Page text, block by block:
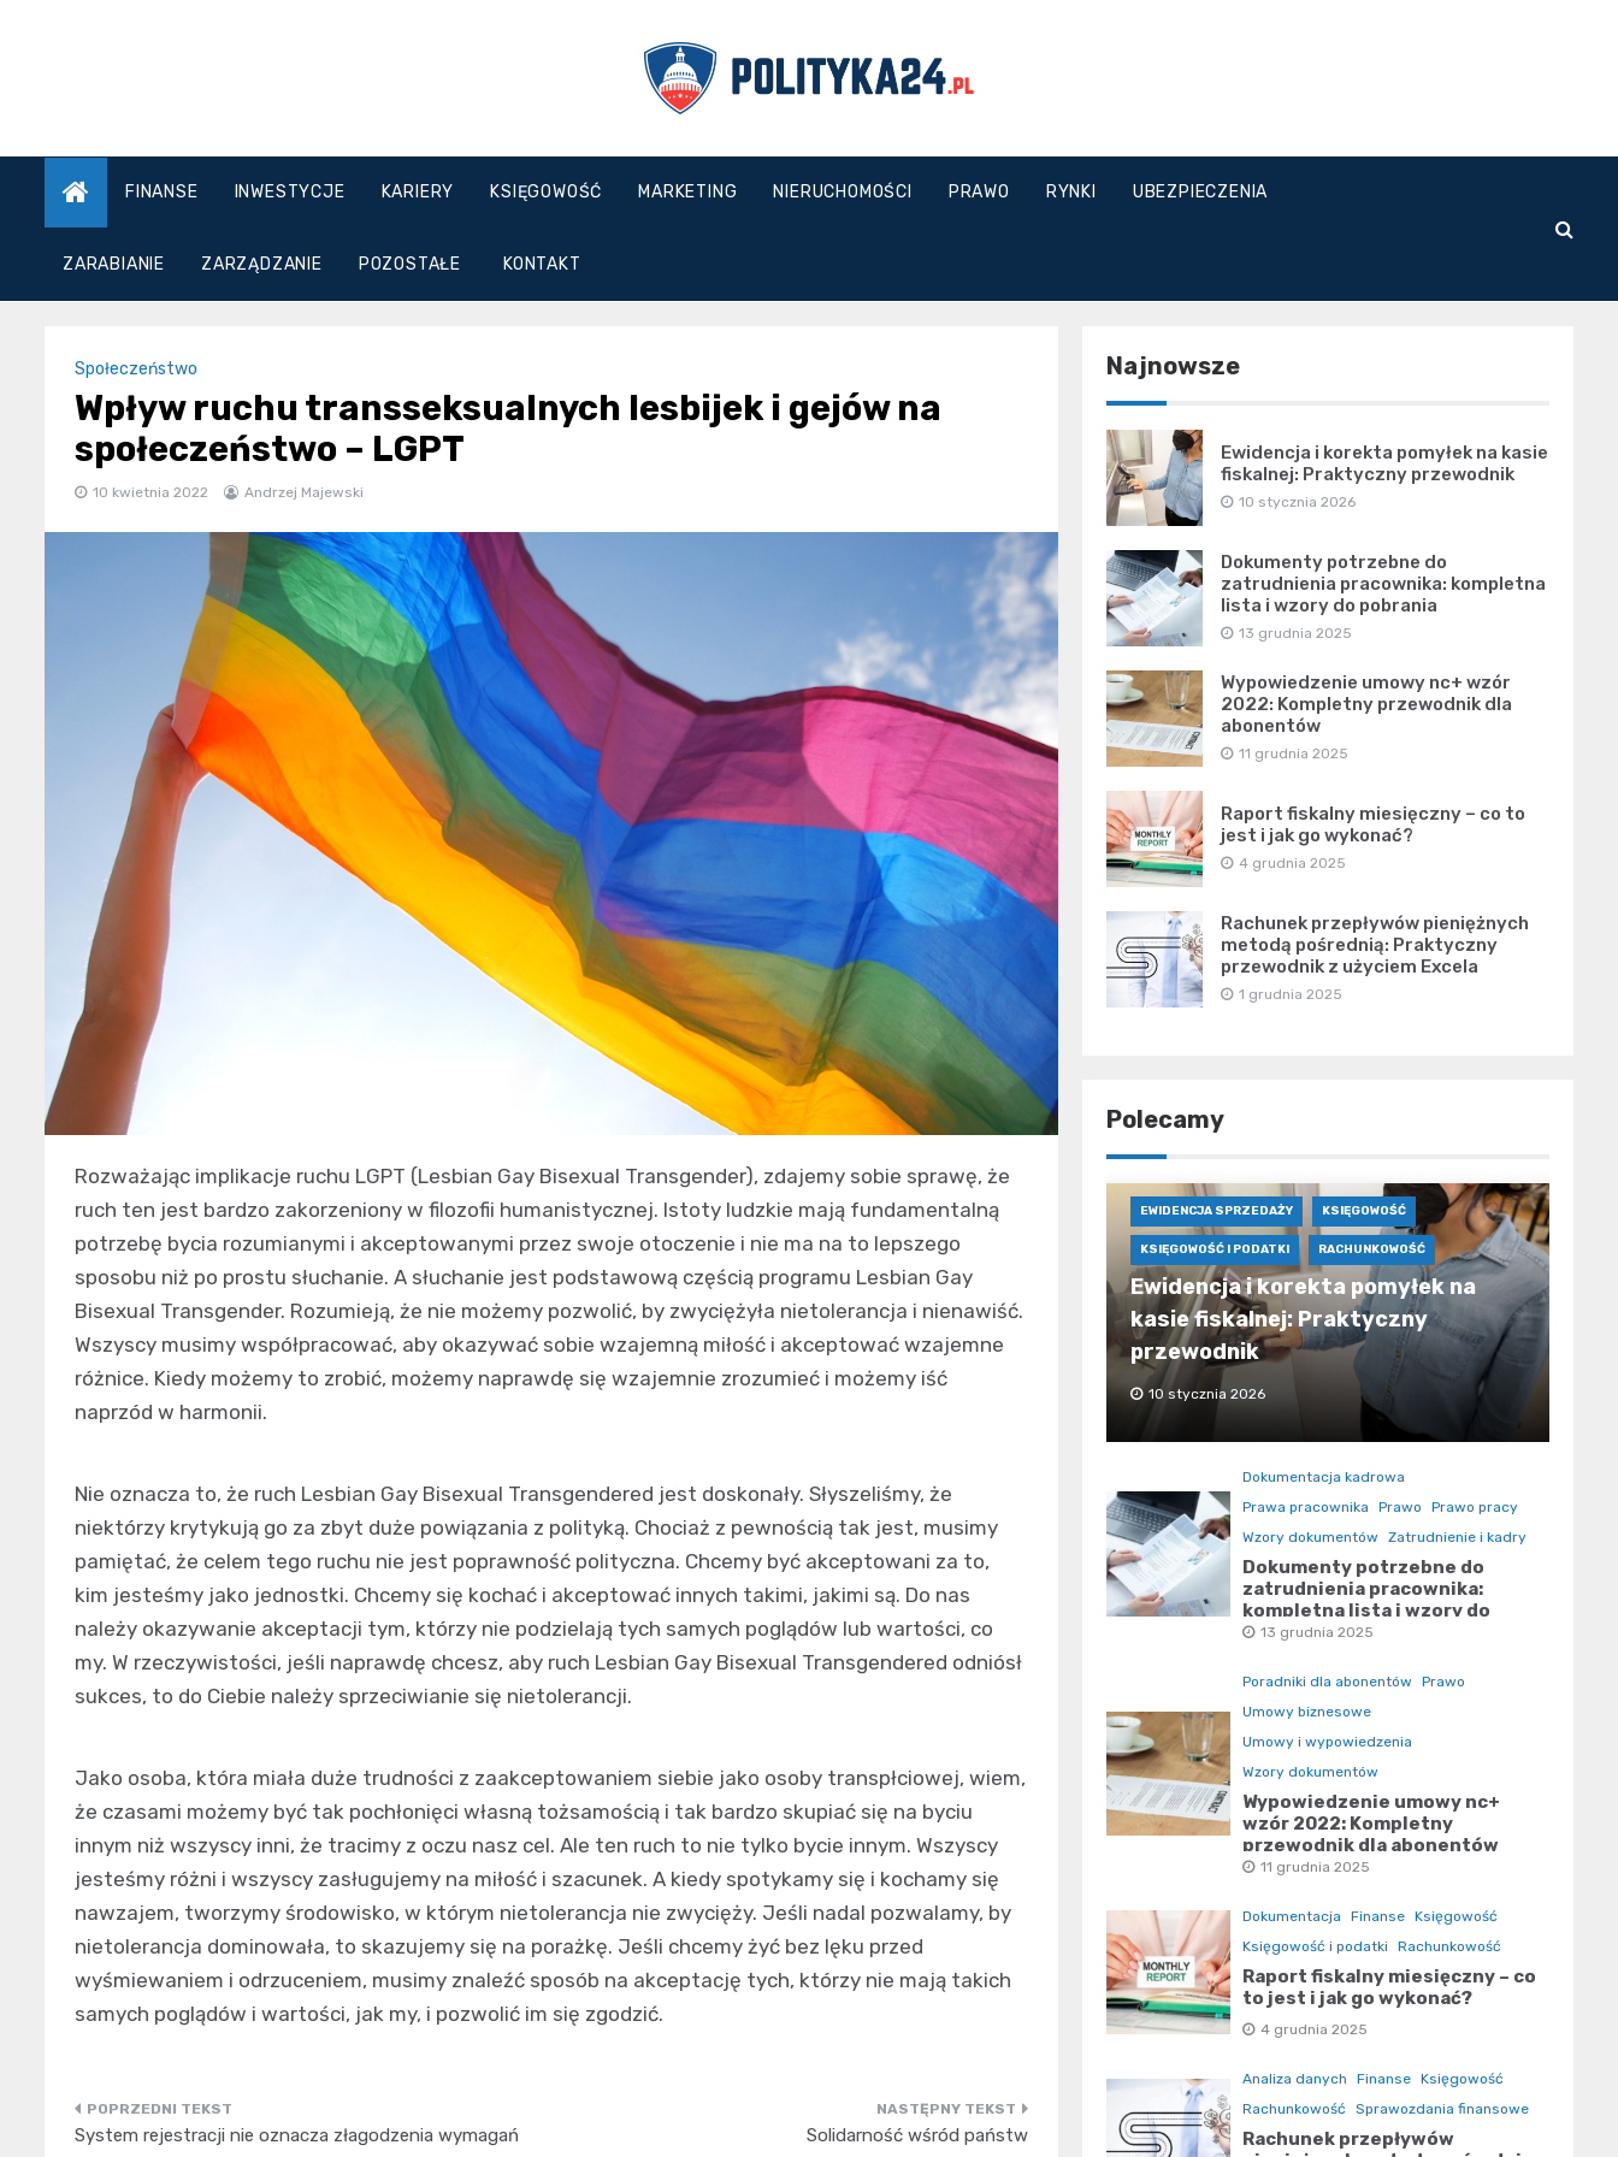
polityka24.pl
FINANSE INWESTYCJE KARIERY KSIĘGOWOŚĆ MARKETING NIERUCHOMOŚCI PRAWO RYNKI UBEZPIECZENIA
ZARABIANIE ZARZĄDZANIE POZOSTAŁE KONTAKT
Społeczeństwo
Wpływ ruchu transseksualnych lesbijek i gejów na
społeczeństwo – LGPT
10 kwietnia 2022 Andrzej Majewski
Rozważając implikacje ruchu LGPT (Lesbian Gay Bisexual Transgender), zdajemy sobie sprawę, że
ruch ten jest bardzo zakorzeniony w filozofii humanistycznej. Istoty ludzkie mają fundamentalną
potrzebę bycia rozumianymi i akceptowanymi przez swoje otoczenie i nie ma na to lepszego
sposobu niż po prostu słuchanie. A słuchanie jest podstawową częścią programu Lesbian Gay
Bisexual Transgender. Rozumieją, że nie możemy pozwolić, by zwyciężyła nietolerancja i nienawiść.
Wszyscy musimy współpracować, aby okazywać sobie wzajemną miłość i akceptować wzajemne
różnice. Kiedy możemy to zrobić, możemy naprawdę się wzajemnie zrozumieć i możemy iść
naprzód w harmonii.
Nie oznacza to, że ruch Lesbian Gay Bisexual Transgendered jest doskonały. Słyszeliśmy, że
niektórzy krytykują go za zbyt duże powiązania z polityką. Chociaż z pewnością tak jest, musimy
pamiętać, że celem tego ruchu nie jest poprawność polityczna. Chcemy być akceptowani za to,
kim jesteśmy jako jednostki. Chcemy się kochać i akceptować innych takimi, jakimi są. Do nas
należy okazywanie akceptacji tym, którzy nie podzielają tych samych poglądów lub wartości, co
my. W rzeczywistości, jeśli naprawdę chcesz, aby ruch Lesbian Gay Bisexual Transgendered odniósł
sukces, to do Ciebie należy sprzeciwianie się nietolerancji.
Jako osoba, która miała duże trudności z zaakceptowaniem siebie jako osoby transpłciowej, wiem,
że czasami możemy być tak pochłonięci własną tożsamością i tak bardzo skupiać się na byciu
innym niż wszyscy inni, że tracimy z oczu nasz cel. Ale ten ruch to nie tylko bycie innym. Wszyscy
jesteśmy różni i wszyscy zasługujemy na miłość i szacunek. A kiedy spotykamy się i kochamy się
nawzajem, tworzymy środowisko, w którym nietolerancja nie zwycięży. Jeśli nadal pozwalamy, by
nietolerancja dominowała, to skazujemy się na porażkę. Jeśli chcemy żyć bez lęku przed
wyśmiewaniem i odrzuceniem, musimy znaleźć sposób na akceptację tych, którzy nie mają takich
samych poglądów i wartości, jak my, i pozwolić im się zgodzić.
Nawigacja
System rejestracji nie oznacza złagodzenia wymagań
Solidarność wśród państw
Najnowsze
Ewidencja i korekta pomyłek na kasie
fiskalnej: Praktyczny przewodnik
10 stycznia 2026
Dokumenty potrzebne do
zatrudnienia pracownika: kompletna
lista i wzory do pobrania
13 grudnia 2025
Wypowiedzenie umowy nc+ wzór
2022: Kompletny przewodnik dla
abonentów
11 grudnia 2025
Raport fiskalny miesięczny – co to
jest i jak go wykonać?
4 grudnia 2025
Rachunek przepływów pieniężnych
metodą pośrednią: Praktyczny
przewodnik z użyciem Excela
1 grudnia 2025
Polecamy
EWIDENCJA SPRZEDAŻY KSIĘGOWOŚĆ
KSIĘGOWOŚĆ I PODATKI RACHUNKOWOŚĆ
Ewidencja i korekta pomyłek na
kasie fiskalnej: Praktyczny
przewodnik
10 stycznia 2026
Dokumentacja kadrowa
Prawa pracownika
Prawo
Prawo pracy
Wzory dokumentów
Zatrudnienie i kadry
Dokumenty potrzebne do
zatrudnienia pracownika:
kompletna lista i wzory do
pobrania
13 grudnia 2025
Poradniki dla abonentów
Prawo
Umowy biznesowe
Umowy i wypowiedzenia
Wzory dokumentów
Wypowiedzenie umowy nc+
wzór 2022: Kompletny
przewodnik dla abonentów
11 grudnia 2025
Dokumentacja Finanse Księgowość
Księgowość i podatki
Rachunkowość
Raport fiskalny miesięczny – co
to jest i jak go wykonać?
4 grudnia 2025
Analiza danych Finanse Księgowość
Rachunkowość
Sprawozdania finansowe
Rachunek przepływów